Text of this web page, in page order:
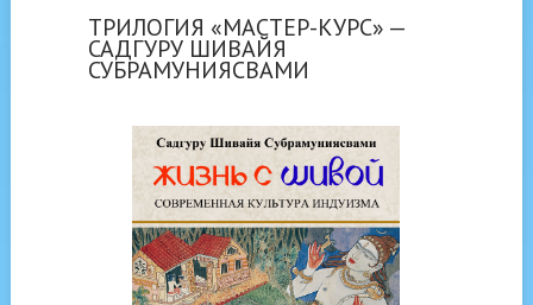
ТРИЛОГИЯ «МАСТЕР-КУРС» —
САДГУРУ ШИВАЙЯ
СУБРАМУНИЯСВАМИ